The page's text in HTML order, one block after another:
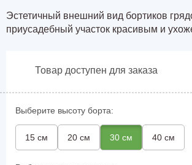
Эстетичный внешний вид бортиков
приусадебный участок красивым и
Товар доступен для заказа
Выберите высоту борта:
15 см 20 см 30 см 40 см